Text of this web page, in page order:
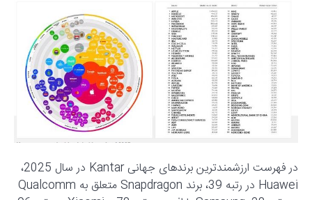
در فهرست ارزشمندترین برندهای جهانی Kantar در سال 2025،
Huawei در رتبه 39، برند Snapdragon متعلق به Qualcomm